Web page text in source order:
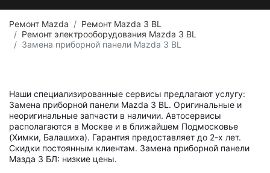
Ремонт Mazda
Ремонт Mazda 3 BL
Ремонт электрооборудования Mazda 3 BL
Замена приборной панели Mazda 3 BL
Наши специализированные сервисы предлагают услугу:
Замена приборной панели Mazda 3 BL. Оригинальные и
неоригинальные запчасти в наличии. Автосервисы
располагаются в Москве и в ближайшем Подмосковье
(Химки, Балашиха). Гарантия предоставляет до 2-х лет.
Скидки постоянным клиентам. Замена приборной панели
Мазда 3 БЛ: низкие цены.